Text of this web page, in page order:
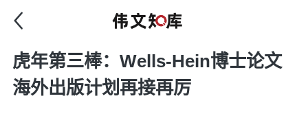
虎年第三棒：Wells-Hein博士论文
海外出版计划再接再厉